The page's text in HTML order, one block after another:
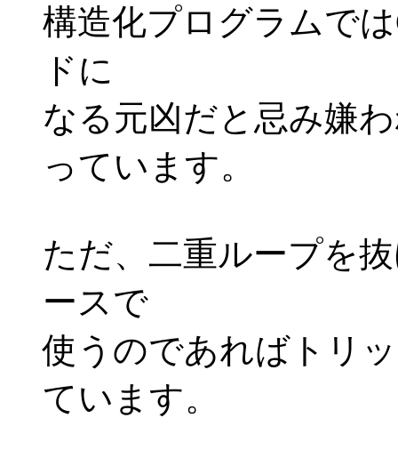
構造化プログラムで
ドに
なる元凶だと忌み嫌
っています。
ただ、二重ループを
ースで
使うのであればトリ
ています。